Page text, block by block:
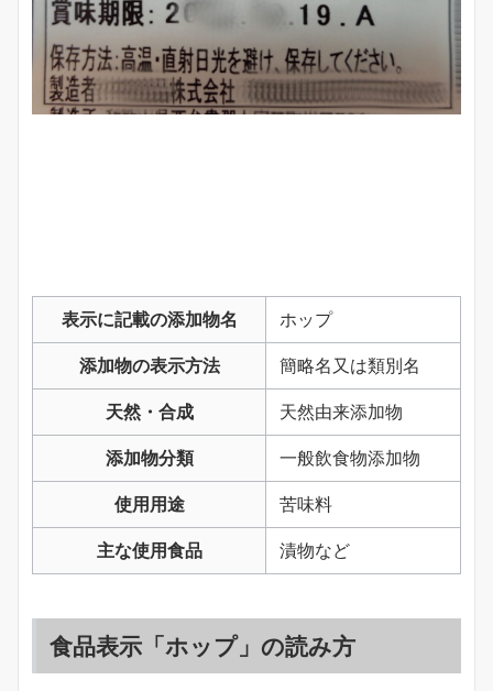
表示に記載の添加物名 ホップ
添加物の表示方法 簡略名又は類別名
天然・合成 天然由来添加物
添加物分類 一般飲食物添加物
使用用途 苦味料
主な使用食品 漬物など
食品表示「ホップ」の読み方